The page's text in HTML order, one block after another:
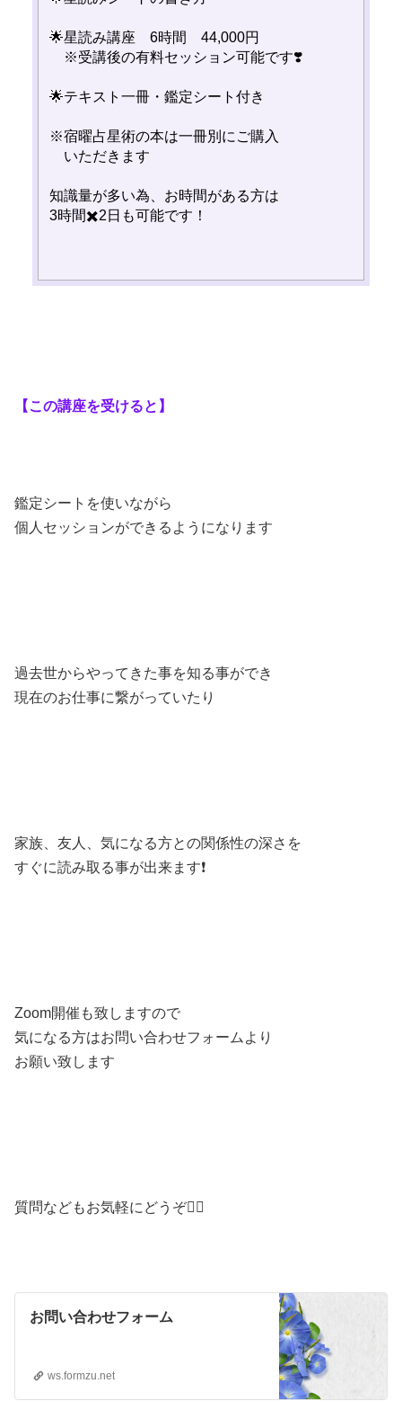
🌟星読み講座 6時間 44,000円
※受講後の有料セッション可能です❣️
🌟テキスト一冊・鑑定シート付き
※宿曜占星術の本は一冊別にご購入
いただきます
知識量が多い為、お時間がある方は
3時間✖️2日も可能です！
【この講座を受けると】
鑑定シートを使いながら
個人セッションができるようになります
過去世からやってきた事を知る事ができ
現在のお仕事に繋がっていたり
家族、友人、気になる方との関係性の深さを
すぐに読み取る事が出来ます❗️
Zoom開催も致しますので
気になる方はお問い合わせフォームより
お願い致します
質問などもお気軽にどうぞ💁‍♀️
お問い合わせフォーム
ws.formzu.net